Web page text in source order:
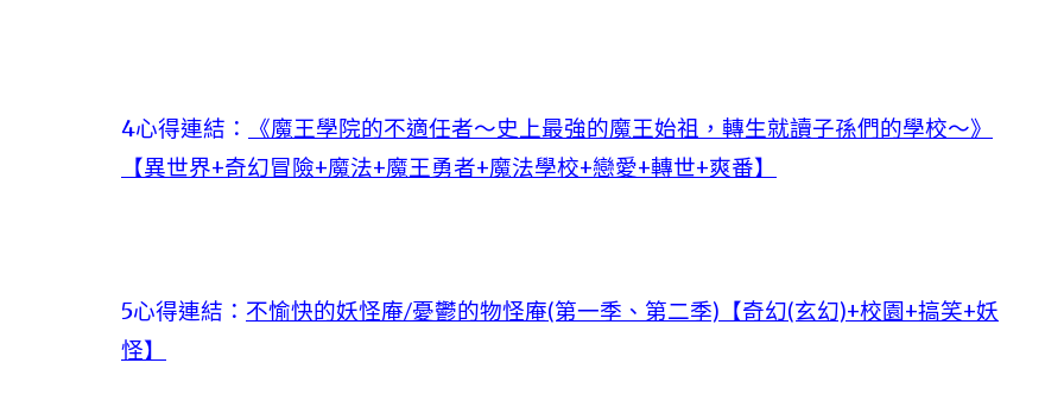
4心得連結：
《魔王學院的不適任者～史上最強的魔王始祖，轉生就讀子孫們的學校～》
【異世界+奇幻冒險+魔法+魔王勇者+魔法學校+戀愛+轉世+爽番】
5心得連結： 不愉快的妖怪庵/憂鬱的物怪庵(第一季、第二季)【奇幻(玄幻)+校園+搞笑+妖
怪】